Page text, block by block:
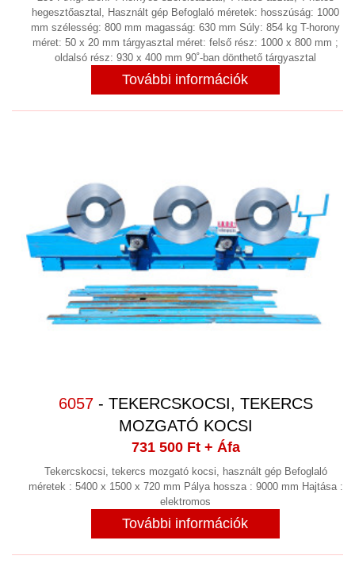
hegesztőasztal, Használt gép Befoglaló méretek: hosszúság: 1000
mm szélesség: 800 mm magasság: 630 mm Súly: 854 kg T-horony
méret: 50 x 20 mm tárgyasztal méret: felső rész: 1000 x 800 mm ;
oldalsó rész: 930 x 400 mm 90˚-ban dönthető tárgyasztal
További információk
6057- TEKERCSKOCSI, TEKERCS
MOZGATÓ KOCSI
731 500 Ft+ Áfa
Tekercskocsi, tekercs mozgató kocsi, használt gép Befoglaló
méretek : 5400 x 1500 x 720 mm Pálya hossza : 9000 mm Hajtása :
elektromos
További információk